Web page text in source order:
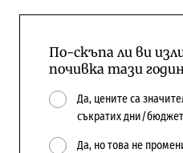
По-скъпа ли ви
почивка тази
Да, цените са
съкратих дни/бюджет
Да, но това не